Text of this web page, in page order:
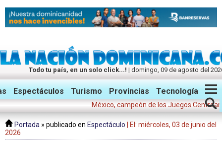
Todo tu país, en un solo click...! | domingo, 09 de agosto del
Twitter Facebook Instagram
Espectáculos Turismo Provincias Tecnología
México, campeón de los Juegos
Portada » publicado en Espectáculo
| El: miércoles, 03 de junio del
2026